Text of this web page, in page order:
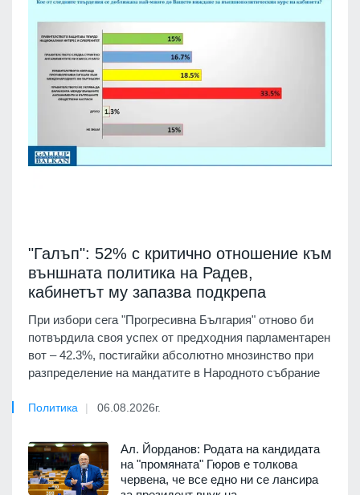
"Галъп": 52% с критично отношение към
външната политика на Радев,
кабинетът му запазва подкрепа
При избори сега "Прогресивна България" отново би
потвърдила своя успех от предходния парламентарен
вот – 42.3%, постигайки абсолютно мнозинство при
разпределение на мандатите в Народното събрание
Политика 06.08.2026г.
Ал. Йорданов: Родата на кандидата
на "промяната" Гюров е толкова
червена, че все едно ни се лансира